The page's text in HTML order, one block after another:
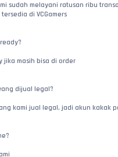
sudah melayani ratusan ribu
di VCGamers
jika masih bisa di order
dijual legal?
kami jual legal, jadi akun kakak